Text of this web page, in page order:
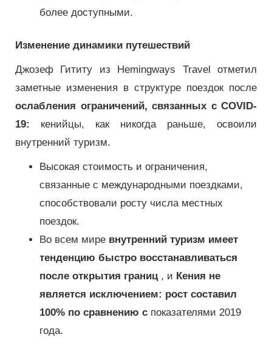
более доступными.
Изменение динамики путешествий
Джозеф Гититу из Hemingways Travel отметил
заметные изменения в структуре поездок после
ослабления ограничений, связанных с COVID-
19:
кенийцы, как никогда раньше, освоили
внутренний туризм.
Высокая стоимость и ограничения,
связанные с международными поездками,
способствовали росту числа местных
поездок.
Во всем мире внутренний туризм имеет
тенденцию быстро восстанавливаться
после открытия границ, и Кения не
является исключением: рост составил
100% по сравнению с показателями 2019
года.